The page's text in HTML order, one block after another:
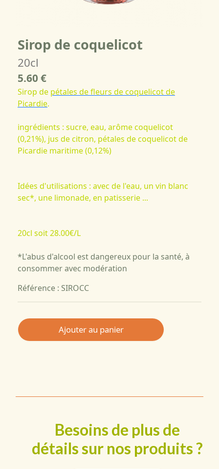
Sirop de coquelicot
20cl
5.60 €
Sirop de pétales de fleurs de coquelicot de
Picardie.
ingrédients : sucre, eau, arôme coquelicot
(0,21%), jus de citron, pétales de coquelicot de
Picardie maritime (0,12%)
Idées d'utilisations : avec de l'eau, un vin blanc
sec*, une limonade, en patisserie ...
20cl soit 28.00€/L
*L'abus d'alcool est dangereux pour la santé, à
consommer avec modération
Référence : SIROCC
Ajouter au panier
Besoins de plus de
détails sur nos produits ?